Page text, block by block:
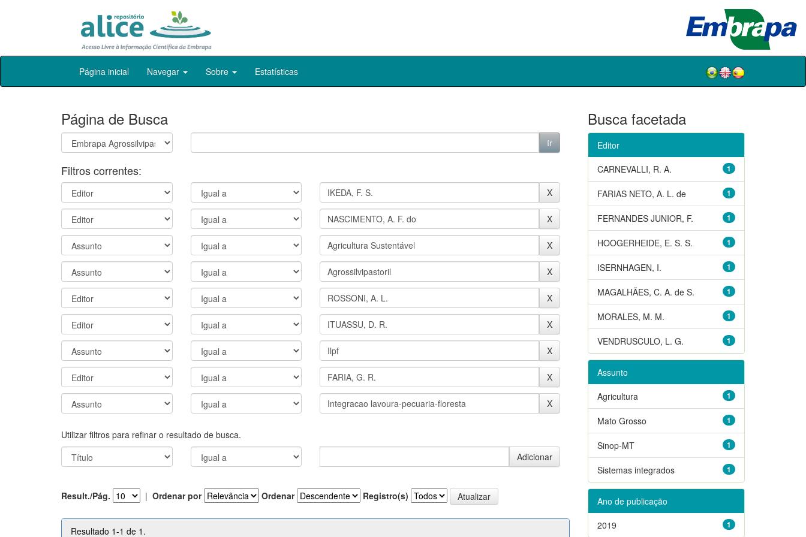
Skip
Página inicial Navegar Sobre Estatísticas
Página de Busca
Filtros correntes:
Utilizar filtros para refinar o resultado de busca.
Result./Pág. | Ordenar por Ordenar Registro(s)
Resultado 1-1 de 1.
Busca facetada
Editor
1
CARNEVALLI, R. A.
1
FARIAS NETO, A. L. de
1
FERNANDES JUNIOR, F.
1
HOOGERHEIDE, E. S. S.
1
ISERNHAGEN, I.
1
MAGALHÃES, C. A. de S.
1
MORALES, M. M.
1
VENDRUSCULO, L. G.
Assunto
1
Agricultura
1
Mato Grosso
1
Sinop-MT
1
Sistemas integrados
Ano de publicação
1
2019